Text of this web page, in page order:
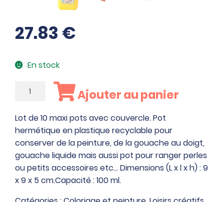
27.83 €
En stock
quantité
de
10
maxi
pots
avec
couvercle
Ajouter au panier
Lot de 10 maxi pots avec couvercle. Pot
hermétique en plastique recyclable pour
conserver de la peinture, de la gouache au doigt,
gouache liquide mais aussi pot pour ranger perles
ou petits accessoires etc… Dimensions (L x l x h) : 9
x 9 x 5 cm.Capacité : 100 ml.